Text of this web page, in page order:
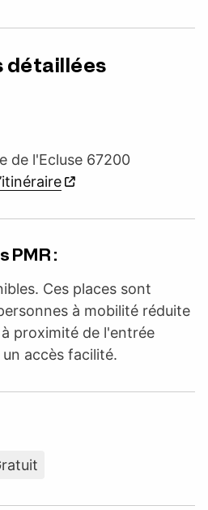
détaillées
de l'Ecluse 67200
PMR :
Ces places sont
à mobilité réduite
proximité de l'entrée
accès facilité.